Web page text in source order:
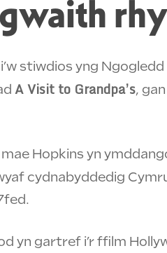
i’w stiwdios yng
A Visit to Grandpa’s,
Hopkins yn
cydnabyddedig
yn gartref i’r ffilm